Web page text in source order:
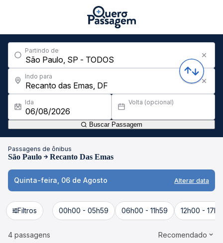
Partindo de
Indo para
Ida Volta (opcional)
Buscar Passagem
Passagens de ônibus
São Paulo Recanto Das Emas
Quinta-feira, 06 de Agosto Alterar data
Filtros 00h00 - 05h59 06h00 - 11h59 12h00 -
4 passagens Recomendado